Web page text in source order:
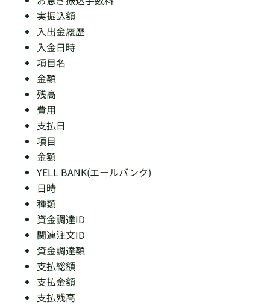
実振込額
入出金履歴
入金日時
項目名
金額
残高
費用
支払日
項目
金額
YELL BANK(エールバンク)
日時
種類
資金調達ID
関連注文ID
資金調達額
支払総額
支払金額
支払残高